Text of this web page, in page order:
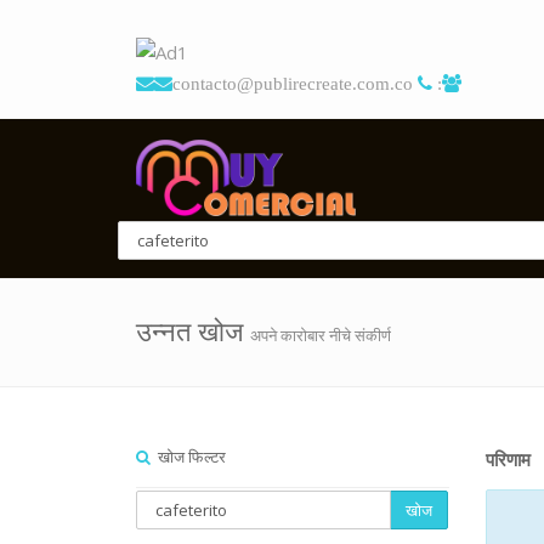
contacto@publirecreate.com.co :
उन्नत खोज अपने कारोबार नीचे संकीर्ण
खोज फिल्टर
खोज
परिणाम